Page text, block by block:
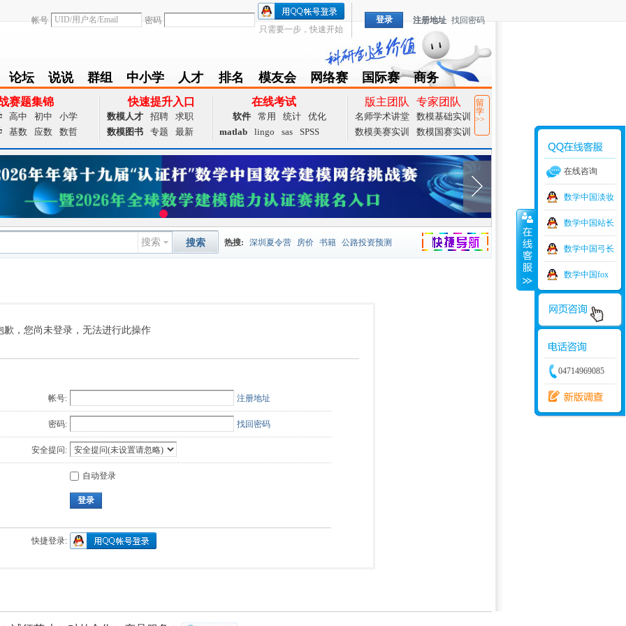
帐号
密码
只需要一步，快速开始
登录 注册地址 找回密码
论坛
BBS
说说
Follow
群组
group
中小学
zxx
人才
achieve
排名
Ranklist
模友会
Club
网络赛
TZMCM
国际赛
CAMCM
商务
Special
赛题集锦
高中 初中
小学
基数 应数 数哲
快速提升入口
数模人才 招聘
求职
数模图书
专题 最新
在线考试
软件 常用 统计
优化
matlab
lingo sas SPSS
版主团队 专家团队
名师学术讲堂
数模基础实训
数模美赛实训
数模国赛实训
留
学
>>
捷导航
搜索 搜索 热搜: 深圳夏令营 房价 书籍 公路投资预测
歉，您尚未登录，无法进行此操作
帐号: 注册地址
密码: 找回密码
安全提问:
自动登录
登录
快捷登录:
在线咨询
数学中国淡妆
数学中国站长
数学中国弓长
数学中国fox
04714969085